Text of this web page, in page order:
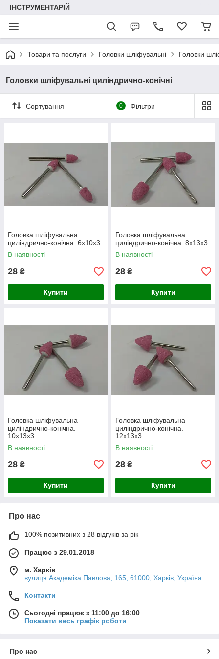
ІНСТРУМЕНТАРІЙ
Товари та послуги Головки шліфувальні Головки
Головки шліфувальні циліндрично-конічні
Сортування 0 Фільтри
Головка шліфувальна
циліндрично-конічна. 6х10х3
В наявності
28 ₴
Купити
Головка шліфувальна
циліндрично-конічна. 8х13х3
В наявності
28 ₴
Купити
Головка шліфувальна
циліндрично-конічна.
10х13х3
В наявності
28 ₴
Купити
Головка шліфувальна
циліндрично-конічна.
12х13х3
В наявності
28 ₴
Купити
Про нас
100% позитивних з 28 відгуків за рік
Працює з 29.01.2018
м. Харків
вулиця Академіка Павлова, 165, 61000, Харків, Україна
Контакти
Сьогодні працює з 11:00 до 16:00
Показати весь графік роботи
Про нас